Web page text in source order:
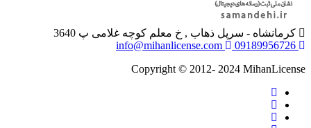
کرمانشاه - سرپل ذهاب , خ معلم کوچه غلامی پ 3640
09189956726
info@mihanlicense.com
Copyright © 2012- 2024 MihanLicense